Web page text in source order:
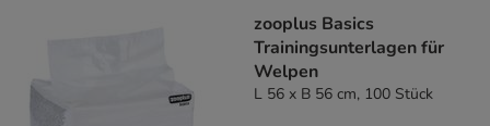
zooplus Basics
Trainingsunterlagen für
Welpen
L 56 x B 56 cm, 100 Stück